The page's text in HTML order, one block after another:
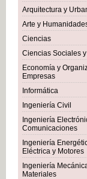
Arquitectura y
Arte y
Ciencias
Ciencias Sociales
Economía y
Empresas
Informática
Ingeniería Civil
Ingeniería
Comunicaciones
Ingeniería
Eléctrica y Motores
Ingeniería
Materiales